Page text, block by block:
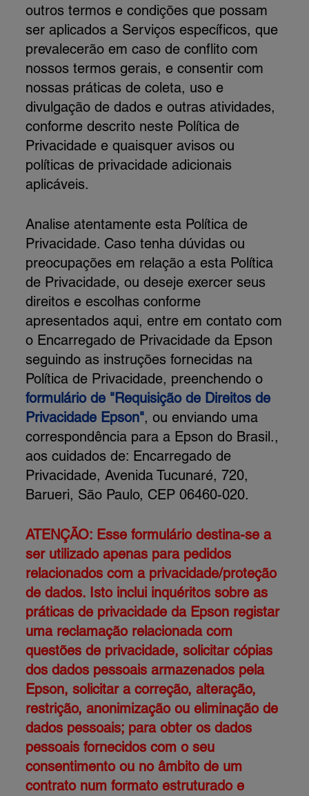
outros termos e condições que possam
ser aplicados a Serviços específicos, que
prevalecerão em caso de conflito com
nossos termos gerais, e consentir com
nossas práticas de coleta, uso e
divulgação de dados e outras atividades,
conforme descrito neste Política de
Privacidade e quaisquer avisos ou
políticas de privacidade adicionais
aplicáveis.
Analise atentamente esta Política de
Privacidade. Caso tenha dúvidas ou
preocupações em relação a esta Política
de Privacidade, ou deseje exercer seus
direitos e escolhas conforme
apresentados aqui, entre em contato com
o Encarregado de Privacidade da Epson
seguindo as instruções fornecidas na
Política de Privacidade, preenchendo o
formulário de "Requisição de Direitos de
Privacidade Epson", ou enviando uma
correspondência para a Epson do Brasil.,
aos cuidados de: Encarregado de
Privacidade, Avenida Tucunaré, 720,
Barueri, São Paulo, CEP 06460-020.
ATENÇÃO: Esse formulário destina-se a
ser utilizado apenas para pedidos
relacionados com a privacidade/proteção
de dados. Isto inclui inquéritos sobre as
práticas de privacidade da Epson registar
uma reclamação relacionada com
questões de privacidade, solicitar cópias
dos dados pessoais armazenados pela
Epson, solicitar a correção, alteração,
restrição, anonimização ou eliminação de
dados pessoais; para obter os dados
pessoais fornecidos com o seu
consentimento ou no âmbito de um
contrato num formato estruturado e